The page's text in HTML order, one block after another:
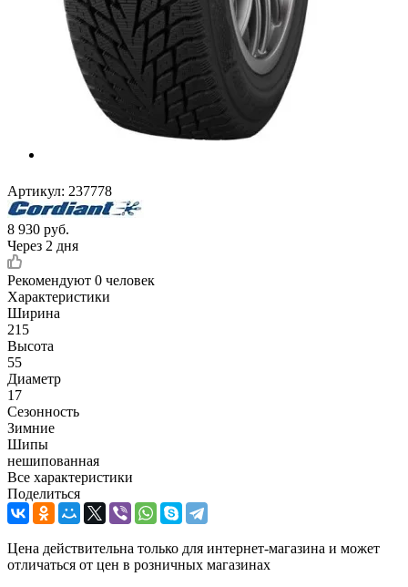
Артикул: 237778
8 930 руб.
Через 2 дня
Рекомендуют 0 человек
Характеристики
Ширина
215
Высота
55
Диаметр
17
Сезонность
Зимние
Шипы
нешипованная
Все характеристики
Поделиться
Цена действительна только для интернет-магазина и может
отличаться от цен в розничных магазинах